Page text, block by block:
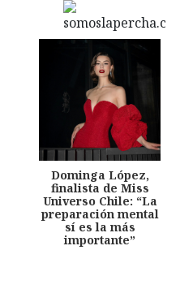
Dominga López,
finalista de Miss
Universo Chile: “La
preparación mental
sí es la más
importante”